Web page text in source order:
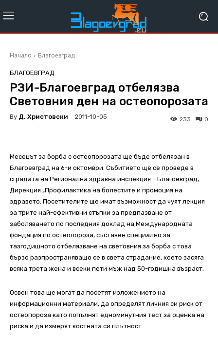
Начало Благоевград
БЛАГОЕВГРАД
РЗИ-Благоевград отбелязва
Световния ден на остеопорозата
By Д. Христовски 2011-10-05 0
233
Месецът за борба с остеопорозата ще бъде отбелязан в
Благоевград на 6-и октомври. Събитието ще се проведе в
сградата на Регионална здравна инспекция – Благоевград,
Дирекция „Профилактика на болестите и промоция на
здравето. Посетителите ще имат възможност да чуят лекция
за трите най-ефективни стъпки за предпазване от
заболяването по последния доклад на Международната
фондация по остеопороза, съставен специално за
тазгодишното отбелязване на световния за борба с това
бързо разпространяващо се в света страдание, което засяга
всяка трета жена и всеки пети мъж над 50-годишна възраст.
Освен това ще могат да посетят изложението на
информационни материали, да определят личния си риск от
остеопороза като попълнят едноминутния тест за оценка на
риска и да измерят костната си плътност .